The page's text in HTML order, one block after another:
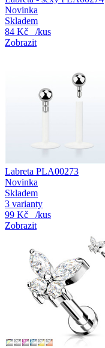
Novinka
Skladem
84 Kč
/kus
Zobrazit
Labreta PLA00273
Novinka
Skladem
3 varianty
99 Kč
/kus
Zobrazit